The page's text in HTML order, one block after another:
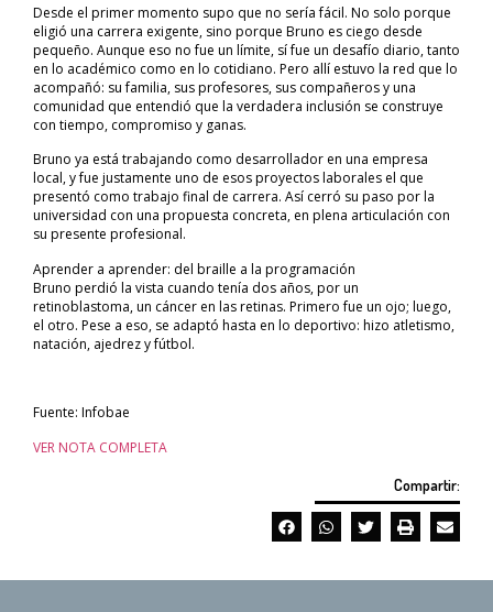
Desde el primer momento supo que no sería fácil. No solo porque
eligió una carrera exigente, sino porque Bruno es ciego desde
pequeño. Aunque eso no fue un límite, sí fue un desafío diario, tanto
en lo académico como en lo cotidiano. Pero allí estuvo la red que lo
acompañó: su familia, sus profesores, sus compañeros y una
comunidad que entendió que la verdadera inclusión se construye
con tiempo, compromiso y ganas.
Bruno ya está trabajando como desarrollador en una empresa
local, y fue justamente uno de esos proyectos laborales el que
presentó como trabajo final de carrera. Así cerró su paso por la
universidad con una propuesta concreta, en plena articulación con
su presente profesional.
Aprender a aprender: del braille a la programación
Bruno perdió la vista cuando tenía dos años, por un
retinoblastoma, un cáncer en las retinas. Primero fue un ojo; luego,
el otro. Pese a eso, se adaptó hasta en lo deportivo: hizo atletismo,
natación, ajedrez y fútbol.
Fuente: Infobae
VER NOTA COMPLETA
Compartir: